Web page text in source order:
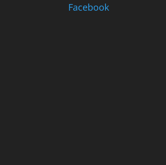
Facebook